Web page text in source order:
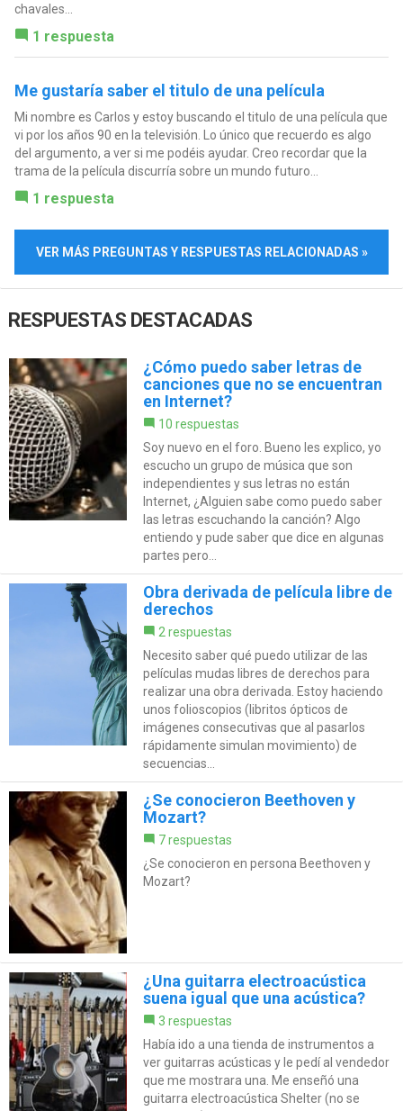
chavales...
1 respuesta
Me gustaría saber el titulo de una película
Mi nombre es Carlos y estoy buscando el titulo de una película que
vi por los años 90 en la televisión. Lo único que recuerdo es algo
del argumento, a ver si me podéis ayudar. Creo recordar que la
trama de la película discurría sobre un mundo futuro...
1 respuesta
VER MÁS PREGUNTAS Y RESPUESTAS RELACIONADAS »
RESPUESTAS DESTACADAS
¿Cómo puedo saber letras de
canciones que no se encuentran
en Internet?
10 respuestas
Soy nuevo en el foro. Bueno les explico, yo
escucho un grupo de música que son
independientes y sus letras no están
Internet, ¿Alguien sabe como puedo saber
las letras escuchando la canción? Algo
entiendo y pude saber que dice en algunas
partes pero...
Obra derivada de película libre de
derechos
2 respuestas
Necesito saber qué puedo utilizar de las
películas mudas libres de derechos para
realizar una obra derivada. Estoy haciendo
unos folioscopios (libritos ópticos de
imágenes consecutivas que al pasarlos
rápidamente simulan movimiento) de
secuencias...
¿Se conocieron Beethoven y
Mozart?
7 respuestas
¿Se conocieron en persona Beethoven y
Mozart?
¿Una guitarra electroacústica
suena igual que una acústica?
3 respuestas
Había ido a una tienda de instrumentos a
ver guitarras acústicas y le pedí al vendedor
que me mostrara una. Me enseñó una
guitarra electroacústica Shelter (no se